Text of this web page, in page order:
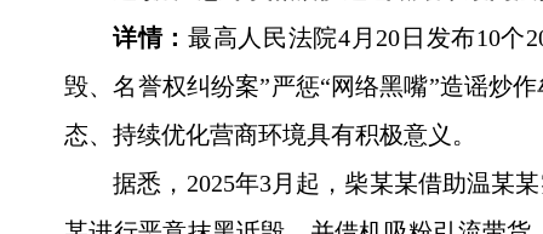
详情：最高人民法院4月20日发布10个
毁、名誉权纠纷案”严惩“网络黑嘴”造谣炒
态、持续优化营商环境具有积极意义。
据悉，2025年3月起，柴某某借助温某